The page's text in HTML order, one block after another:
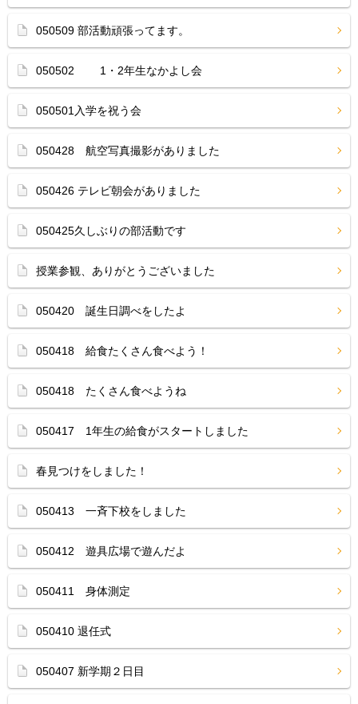
050509 部活動頑張ってます。
050502 1・2年生なかよし会
050501入学を祝う会
050428 航空写真撮影がありました
050426 テレビ朝会がありました
050425久しぶりの部活動です
授業参観、ありがとうございました
050420 誕生日調べをしたよ
050418 給食たくさん食べよう！
050418 たくさん食べようね
050417 1年生の給食がスタートしました
春見つけをしました！
050413 一斉下校をしました
050412 遊具広場で遊んだよ
050411 身体測定
050410 退任式
050407 新学期２日目